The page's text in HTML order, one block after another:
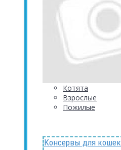
Котята
Взрослые
Пожилые
Консервы для кошек